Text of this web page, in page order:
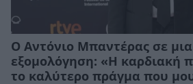
Ο Αντόνιο Μπαντέρας σε
εξομολόγηση: «Η καρδιακή
το καλύτερο πράγμα που